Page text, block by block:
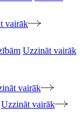
vairāk
Uzzināt vairāk
vairāk
Uzzināt vairāk